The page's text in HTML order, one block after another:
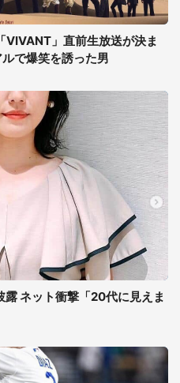
VIVANT」直前生放送が決ま
で爆笑を誘った男
ネット衝撃「20代に見えま